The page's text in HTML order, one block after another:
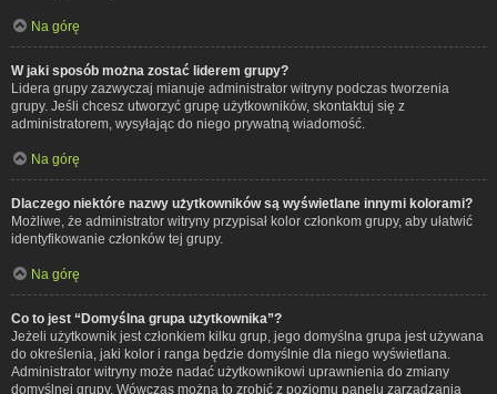
Na górę
W jaki sposób można zostać liderem grupy?
Lidera grupy zazwyczaj mianuje administrator witryny podczas tworzenia
grupy. Jeśli chcesz utworzyć grupę użytkowników, skontaktuj się z
administratorem, wysyłając do niego prywatną wiadomość.
Na górę
Dlaczego niektóre nazwy użytkowników są wyświetlane innymi kolorami?
Możliwe, że administrator witryny przypisał kolor członkom grupy, aby ułatwić
identyfikowanie członków tej grupy.
Na górę
Co to jest “Domyślna grupa użytkownika”?
Jeżeli użytkownik jest członkiem kilku grup, jego domyślna grupa jest używana
do określenia, jaki kolor i ranga będzie domyślnie dla niego wyświetlana.
Administrator witryny może nadać użytkownikowi uprawnienia do zmiany
domyślnej grupy. Wówczas można to zrobić z poziomu panelu zarządzania